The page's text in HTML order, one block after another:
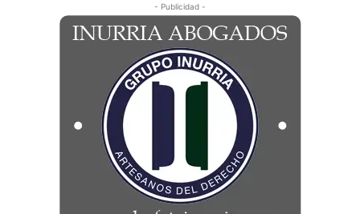
- Publicidad -